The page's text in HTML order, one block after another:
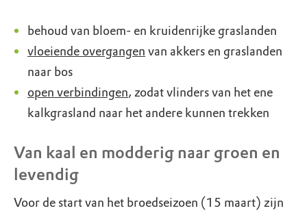
behoud van bloem- en kruidenrijke graslanden
vloeiende overgangen van akkers en graslanden
naar bos
open verbindingen, zodat vlinders van het ene
kalkgrasland naar het andere kunnen trekken
Van kaal en modderig naar groen en
levendig
Voor de start van het broedseizoen (15 maart) zijn